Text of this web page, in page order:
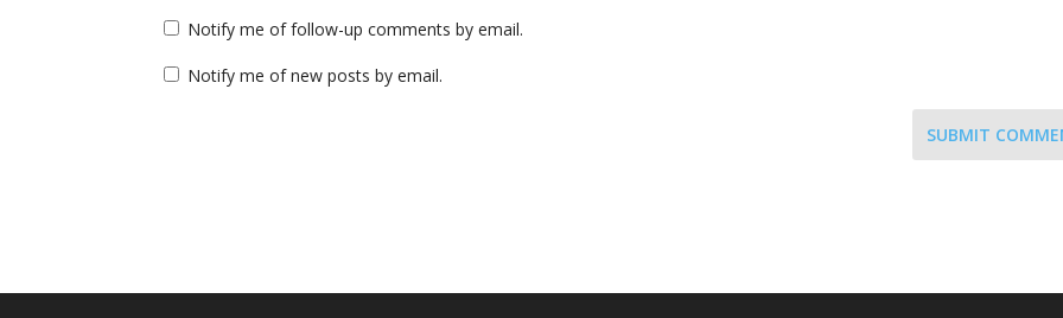
Notify me of follow-up comments by email.
Notify me of new posts by email.
SUBMIT